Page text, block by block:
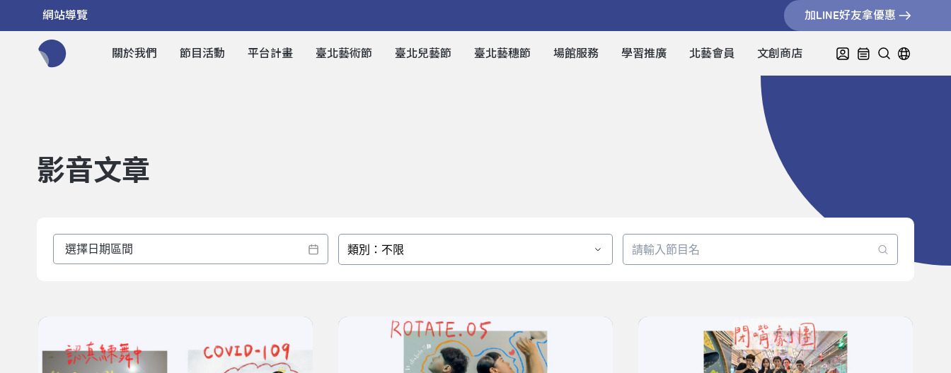
網站導覽 加LINE好友拿優惠
關於我們 節目活動 平台計畫 臺北藝術節 臺北兒藝節 臺北藝穗節 場館服務 學習推廣 北藝會員 文創商店
影音文章
類別：不限
認真練舞中 x COVID-109：焦慮是我們的創作公約數
ROTATE.05：你會扯鈴嗎？在旋轉與拋接間打破對扯鈴
閉嘴劇團：在計程車道上，一起賓賓邦邦看戲！